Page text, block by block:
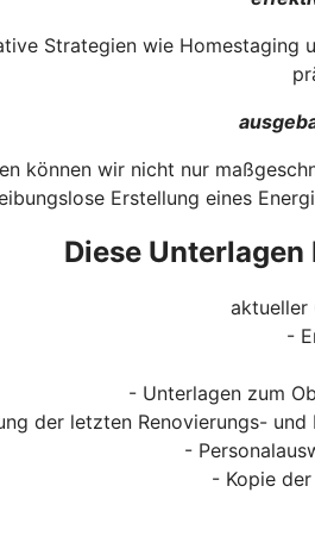
Strategien wie Homestaging
können wir nicht nur
Erstellung eines
Diese
aktueller
-
-
- Unterlagen zum
der letzten Renovierungs- und
-
- Kopie der